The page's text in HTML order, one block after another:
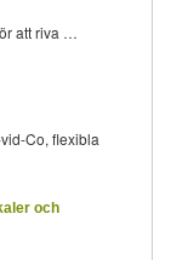
att riva …
Co, flexibla
och